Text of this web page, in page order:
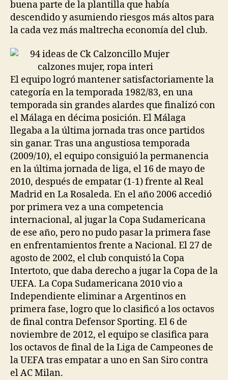
buena parte de la plantilla que había
descendido y asumiendo riesgos más altos para
la cada vez más maltrecha economía del club.
El equipo logró mantener satisfactoriamente la
categoría en la temporada 1982/83, en una
temporada sin grandes alardes que finalizó con
el Málaga en décima posición. El Málaga
llegaba a la última jornada tras once partidos
sin ganar. Tras una angustiosa temporada
(2009/10), el equipo consiguió la permanencia
en la última jornada de liga, el 16 de mayo de
2010, después de empatar (1-1) frente al Real
Madrid en La Rosaleda. En el año 2006 accedió
por primera vez a una competencia
internacional, al jugar la Copa Sudamericana
de ese año, pero no pudo pasar la primera fase
en enfrentamientos frente a Nacional. El 27 de
agosto de 2002, el club conquistó la Copa
Intertoto, que daba derecho a jugar la Copa de la
UEFA. La Copa Sudamericana 2010 vio a
Independiente eliminar a Argentinos en
primera fase, logro que lo clasificó a los octavos
de final contra Defensor Sporting. El 6 de
noviembre de 2012, el equipo se clasifica para
los octavos de final de la Liga de Campeones de
la UEFA tras empatar a uno en San Siro contra
el AC Milan.